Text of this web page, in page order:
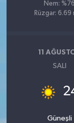
Nem: %76
Rüzgar: 6.69
11
SALI
Güneşli